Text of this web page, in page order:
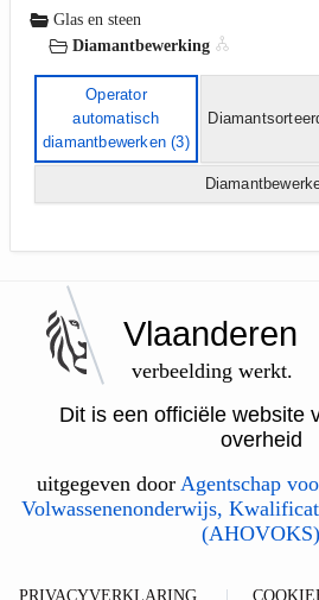
Glas en steen
Diamantbewerking
Operator
automatisch
diamantbewerken (3)
Vlaanderen
verbeelding werkt.
Dit is een officiële website
overheid
uitgegeven door Agentschap
Volwassenenonderwijs,
(AHOVOKS)
PRIVACYVERKLARING